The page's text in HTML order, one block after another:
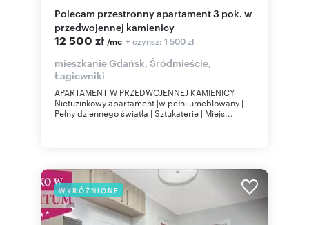
Polecam przestronny apartament 3 pok. w
przedwojennej kamienicy
12 500 zł /mc + czynsz: 1 500 zł
mieszkanie Gdańsk, Śródmieście,
Łagiewniki
APARTAMENT W PRZEDWOJENNEJ KAMIENICY
Nietuzinkowy apartament |w pełni umeblowany |
Pełny dziennego światła | Sztukaterie | Miejs...
WYRÓŻNIONE